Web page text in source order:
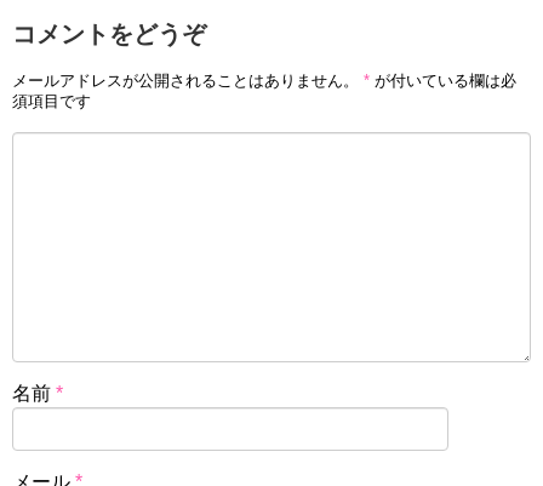
コメントをどうぞ
メールアドレスが公開されることはありません。 * が付いている欄は必
須項目です
名前 *